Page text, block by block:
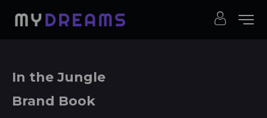
In the Jungle
Brand Book